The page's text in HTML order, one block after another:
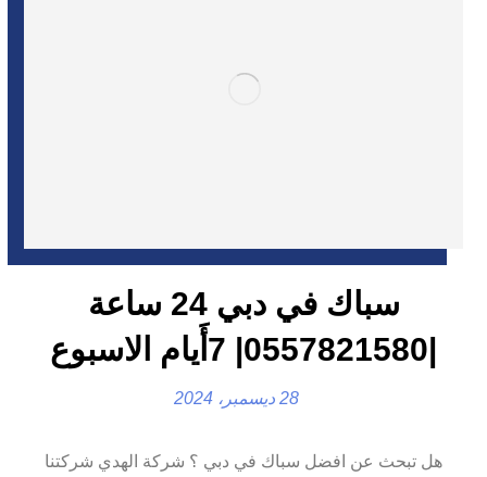
سباك في دبي 24 ساعة
|0557821580| 7أَيام الاسبوع
28 ديسمبر، 2024
هل تبحث عن افضل سباك في دبي ؟ شركة الهدي شركتنا